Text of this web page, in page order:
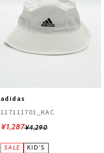
adidas
117111701_KAC
¥4,290
¥1,287